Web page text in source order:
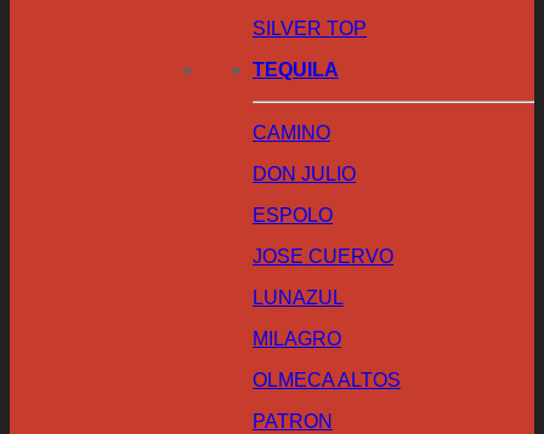
SILVER TOP
TEQUILA
CAMINO
DON JULIO
ESPOLO
JOSE CUERVO
LUNAZUL
MILAGRO
OLMECA ALTOS
PATRON